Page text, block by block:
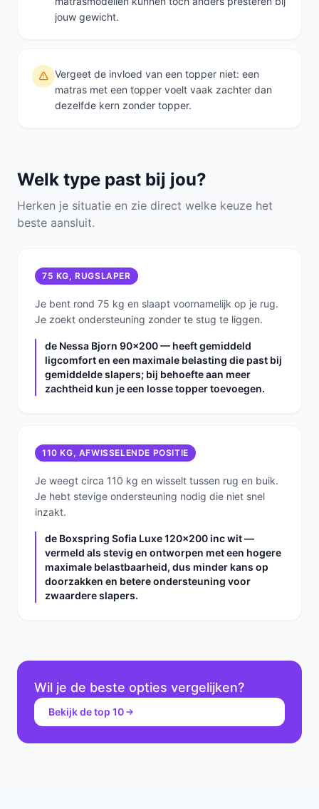
jouw gewicht.
Vergeet de invloed van een topper niet: een
matras met een topper voelt vaak zachter dan
dezelfde kern zonder topper.
Welk type past bij jou?
Herken je situatie en zie direct welke keuze het
beste aansluit.
75 KG, RUGSLAPER
Je bent rond 75 kg en slaapt voornamelijk op je rug.
Je zoekt ondersteuning zonder te stug te liggen.
de Nessa Bjorn 90x200 — heeft gemiddeld
ligcomfort en een maximale belasting die past bij
gemiddelde slapers; bij behoefte aan meer
zachtheid kun je een losse topper toevoegen.
110 KG, AFWISSELENDE POSITIE
Je weegt circa 110 kg en wisselt tussen rug en buik.
Je hebt stevige ondersteuning nodig die niet snel
inzakt.
de Boxspring Sofia Luxe 120x200 inc wit —
vermeld als stevig en ontworpen met een hogere
maximale belastbaarheid, dus minder kans op
doorzakken en betere ondersteuning voor
zwaardere slapers.
Wil je de beste opties vergelijken?
Bekijk de top 10